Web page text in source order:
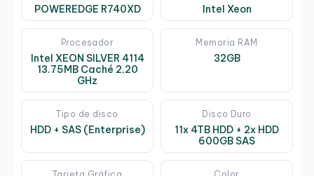
POWEREDGE R740XD Intel Xeon
Procesador
Intel XEON SILVER 4114
13.75MB Caché 2,20
GHz
Memoria RAM
32GB
Tipo de disco
HDD + SAS (Enterprise)
Disco Duro
11x 4TB HDD + 2x HDD
600GB SAS